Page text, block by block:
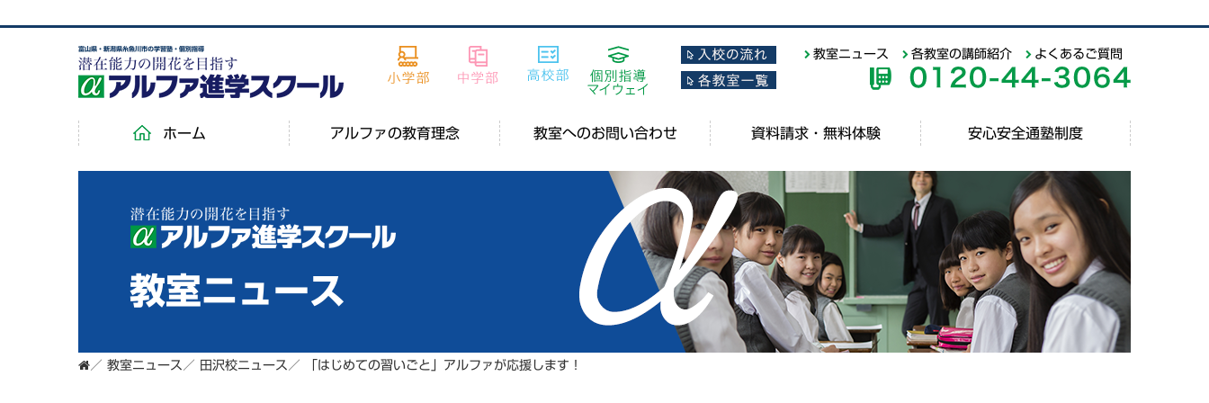
富山県・新潟県糸魚川市の学習塾・個別指導 教室ニュース 各教室の講師紹介 よくあるご質問
ホーム アルファの教育理念 教室へのお問い合わせ 資料請求・無料体験 安心安全通塾制度
教室ニュース
／ 教室ニュース ／ 田沢校ニュース ／ 「はじめての習いごと」アルファが応援します！